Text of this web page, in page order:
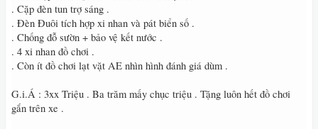
. Cặp đèn tun trợ sáng .
. Đèn Đuôi tích hợp xi nhan và pát biển số .
. Chống đỗ sườn + bảo vệ kết nước .
. 4 xi nhan đồ chơi .
. Còn ít đồ chơi lạt vặt AE nhìn hình đánh giá dùm .
G.i.Á : 3xx Triệu . Ba trăm mấy chục triệu . Tặng luôn hết đồ chơi
gắn trên xe .